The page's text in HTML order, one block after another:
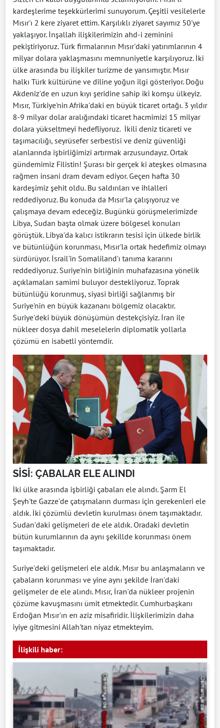
kardeşlerime teşekkürlerimi sunuyorum. Çeşitli vesilelerle
Mısır'ı 2 kere ziyaret ettim. Karşılıklı ziyaret sayımız 50'ye
yaklaşıyor. İnşallah ilişkilerimizin ahd-i zeminini
pekiştiriyoruz. Türk firmalarının Mısır'daki yatırımlarının 4
milyar dolara yaklaşmasını memnuniyetle karşılıyoruz. İki
ülke arasında bu ilişkiler turizme de yansımıştır. Mısır
halkı Türk kültürüne ve diline yoğun ilgi gösteriyor. Doğu
Akdeniz'de en uzun kıyı şeridine sahip iki komşu ülkeyiz.
Mısır, Türkiye'nin Afrika'daki en büyük ticaret ortağı. 3 yıldır
8-9 milyar dolar aralığındaki ticaret hacmimizi 15 milyar
dolara yükseltmeyi hedefliyoruz. İkili deniz ticareti ve
taşımacılığı, seyrüsefer serbestisi ve deniz güvenliği
alanlarında işbirliğimizi artırmak arzusundayız. Ortak
gündemimiz Filistin! Şurası bir gerçek ki ateşkes olmasına
rağmen insani dram devam ediyor. Geçen hafta 30
kardeşimiz şehit oldu. Bu saldırıları ve ihlalleri
reddediyoruz. Bu konuda da Mısır'la çalışıyoruz ve
çalışmaya devam edeceğiz. Bugünkü görüşmelerimizde
Libya, Sudan başta olmak üzere bölgesel konuları
görüştük. Libya'da kalıcı istikrarın tesisi için ülkede birlik
ve bütünlüğün korunması, Mısır'la ortak hedefimiz olmayı
sürdürüyor. İsrail'in Somaliland'ı tanıma kararını
reddediyoruz. Suriye'nin birliğinin muhafazasına yönelik
açıklamaları samimi buluyor destekliyoruz. Toprak
bütünlüğü korunmuş, siyasi birliği sağlanmış bir
Suriye'nin en büyük kazananı bölgemiz olacaktır.
Suriye'deki büyük dönüşümün destekçisiyiz. İran ile
nükleer dosya dahil meselelerin diplomatik yollarla
çözümü en isabetli yöntemdir.
SİSİ: ÇABALAR ELE ALINDI
İki ülke arasında işbirliği çabaları ele alındı. Şarm El
Şeyh'te Gazze'de çatışmaların durması için gerekenleri ele
aldık. İki çözümlü devletin kurulması önem taşımaktadır.
Sudan'daki gelişmeleri de ele aldık. Oradaki devletin
bütün kurumlarının da aynı şekillde korunması önem
taşımaktadır.
Suriye'deki gelişmeleri ele aldık. Mısır bu anlaşmaların ve
çabaların korunması ve yine aynı şekilde İran'daki
gelişmeler de ele alındı. Mısır, İran'da nükleer projenin
çözüme kavuşmasını ümit etmektedir. Cumhurbaşkanı
Erdoğan Mısır'ın en aziz misafiridir. İlişkilerimizin daha
iyiye gitmesini Allah'tan niyaz etmekteyim.
İlişkili haber: